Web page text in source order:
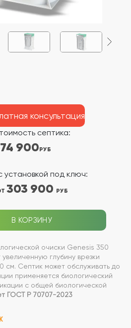
септика:
900РУБ
установкой под ключ:
303 900 РУБ
В КОРЗИНУ
консультация
очиски Genesis 350
глубину врезки
см. Септик может обслуживать до
применяется биологический
с общей биологической
ГОСТ Р 70707-2023